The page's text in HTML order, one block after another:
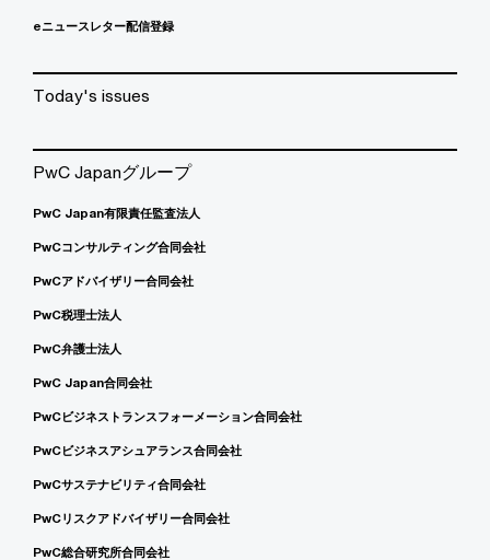
eニュースレター配信登録
Today's issues
PwC Japanグループ
PwC Japan有限責任監査法人
PwCコンサルティング合同会社
PwCアドバイザリー合同会社
PwC税理士法人
PwC弁護士法人
PwC Japan合同会社
PwCビジネストランスフォーメーション合同会社
PwCビジネスアシュアランス合同会社
PwCサステナビリティ合同会社
PwCリスクアドバイザリー合同会社
PwC総合研究所合同会社